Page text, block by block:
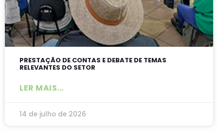
PRESTAÇÃO DE CONTAS E DEBATE DE TEMAS
RELEVANTES DO SETOR
LER MAIS...
14 de julho de 2026